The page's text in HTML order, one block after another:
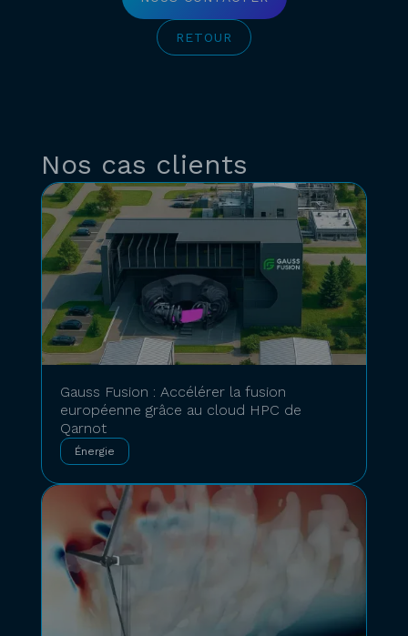
RETOUR
Nos cas clients
Gauss Fusion : Accélérer la fusion
européenne grâce au cloud HPC de
Qarnot
Énergie